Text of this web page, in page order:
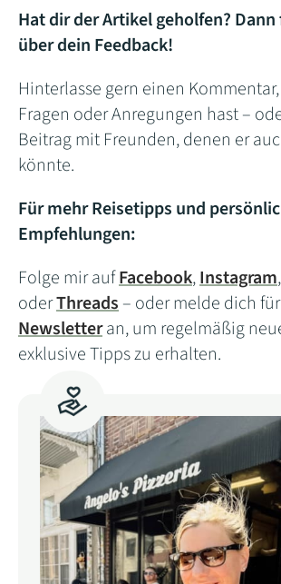
Hat dir der Artikel geholfen?
über dein Feedback!
Hinterlasse gern einen
Fragen oder Anregungen hast –
Beitrag mit Freunden, denen er
könnte.
Für mehr Reisetipps und
Empfehlungen:
Folge mir aufFacebook,Instagram,
oderThreads– oder melde dich
Newsletteran, um regelmäßig
exklusive Tipps zu erhalten.